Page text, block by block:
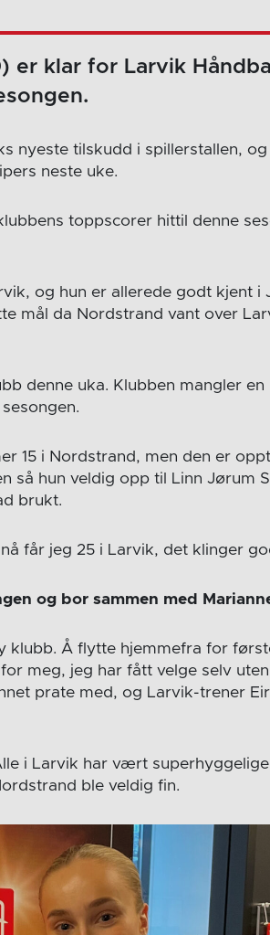
er klar for Larvik
nyeste tilskudd i spillerstallen,
neste uke.
toppscorer hittil denne
og hun er allerede godt kjent i
mål da Nordstrand vant over
denne uka. Klubben mangler
15 i Nordstrand, men den er
så hun veldig opp til Linn Jørum
brukt.
får jeg 25 i Larvik, det klinger
og bor sammen med
klubb. Å flytte hjemmefra for
meg, jeg har fått velge selv
prate med, og Larvik-trener
i Larvik har vært
ble veldig fin.